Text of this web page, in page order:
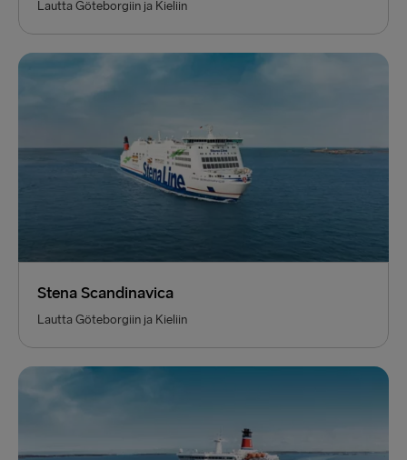
Lautta Göteborgiin ja Kieliin
Stena Scandinavica
Lautta Göteborgiin ja Kieliin